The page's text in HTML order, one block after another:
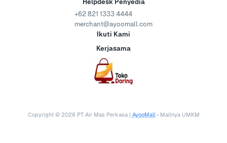
Helpdesk Penyedia
+62 821 1333 4444
merchant@ayoomall.com
Ikuti Kami
Kerjasama
Copyright © 2026 PT Air Mas Perkasa | AyooMall • Mallnya UMKM